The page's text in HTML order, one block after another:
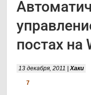
постах на
13 декабря, 2011 |Хаки
7